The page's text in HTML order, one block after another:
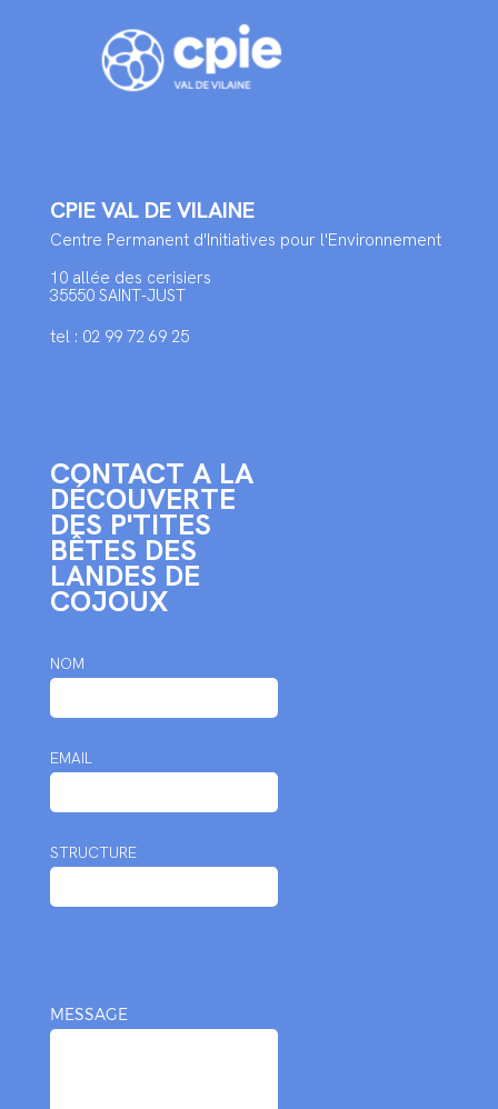
CPIE VAL DE VILAINE
Centre Permanent d'Initiatives pour l'Environnement
10 allée des cerisiers
35550 SAINT-JUST
tel : 02 99 72 69 25
CONTACT A LA
DÉCOUVERTE
DES P'TITES
BÊTES DES
LANDES DE
COJOUX
NOM
EMAIL
STRUCTURE
MESSAGE